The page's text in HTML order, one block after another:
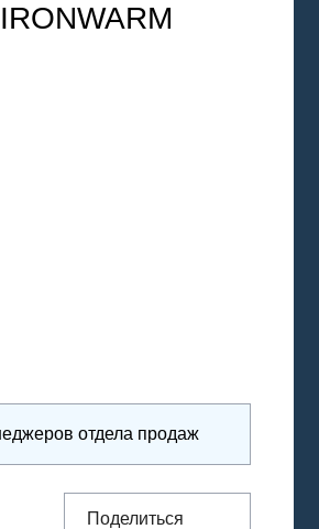
отдела продаж
Поделиться